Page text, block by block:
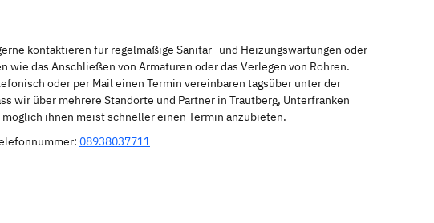
kontaktieren für regelmäßige Sanitär- und Heizungswartungen oder
wie das Anschließen von Armaturen oder das Verlegen von Rohren.
oder per Mail einen Termin vereinbaren tagsüber unter der
wir über mehrere Standorte und Partner in Trautberg, Unterfranken
ihnen meist schneller einen Termin anzubieten.
08938037711